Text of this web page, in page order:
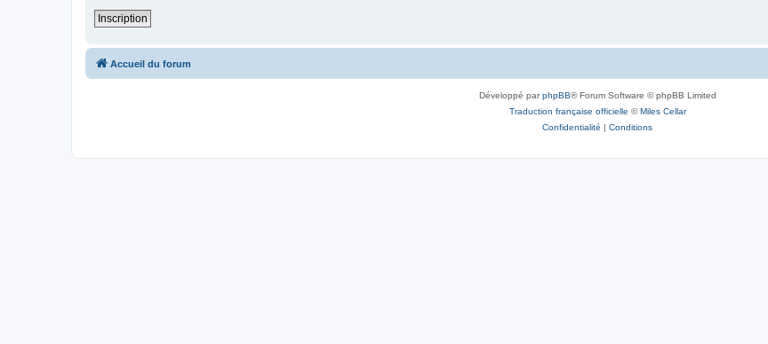
Inscription
Accueil du forum
Développé parphpBB® Forum Software © phpBB Limited
Traduction française officielle ©Miles Cellar
Confidentialité | Conditions